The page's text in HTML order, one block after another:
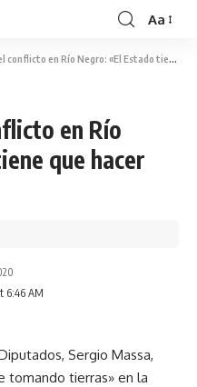
Aa
en Río Negro: «El Estado tiene que hacer cumplir la ley»
en Río
que hacer
6:46 AM
Sergio Massa,
tomando tierras» en la